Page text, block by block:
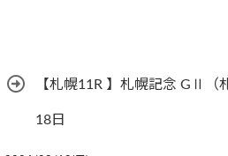
【札幌11R 】札幌記念 GⅡ（
18日